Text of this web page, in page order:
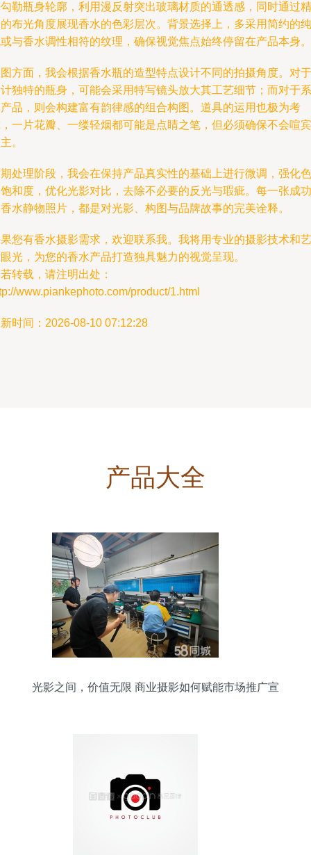
勒瓶身轮廓，利用漫反射突出玻璃材质的通透感，同时通过精
布光角度展现香水的色彩层次。背景选择上，多采用简约的纯
与香水调性相符的纹理，确保视觉焦点始终停留在产品本身。
方面，我会根据香水瓶的造型特点设计不同的拍摄角度。对于
独特的瓶身，可能会采用特写镜头放大其工艺细节；而对于系
品，则会构建富有韵律感的组合构图。道具的运用也极为考
一片花瓣、一缕轻烟都可能是点睛之笔，但必须确保不会喧宾
。
处理阶段，我会在保持产品真实性的基础上进行微调，强化色
和度，优化光影对比，去除不必要的反光与瑕疵。每一张成功
水静物照片，都是对光影、构图与品牌故事的完美诠释。
您有香水摄影需求，欢迎联系我。我将用专业的摄影技术和艺
光，为您的香水产品打造独具魅力的视觉呈现。
转载，请注明出处：
www.piankephoto.com/product/1.html
时间：2026-08-10 07:12:28
产品大全
光影之间，价值无限 商业摄影如何赋能市场推广宣